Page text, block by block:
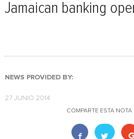
Jamaican banking
NEWS PROVIDED BY:
27 JUNIO 2014
COMPARTE ESTA NOTA